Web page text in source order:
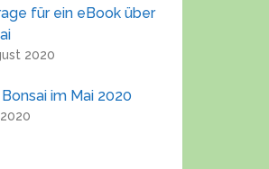
für ein eBook über
2020
im Mai 2020